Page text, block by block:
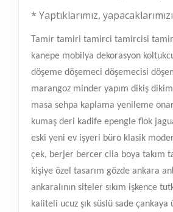
* Yaptıklarımız,
Tamir tamiri tamirci tamircisi
kanepe mobilya dekorasyon
döşeme döşemeci döşemecisi
marangoz minder yapım dikiş
masa sehpa kaplama yenileme
kumaş deri kadife epengle flok
eski yeni ev işyeri büro klasik
çek, berjer bercer cila boya takım
kişiye özel tasarım gözde ankara
ankaralının siteler sıkım işkence
kaliteli ucuz şık süslü sade